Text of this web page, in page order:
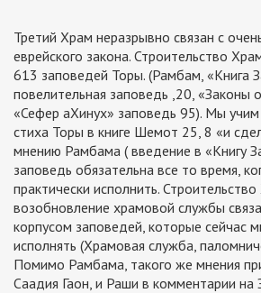
Третий Храм неразрывно связан с
еврейского закона. Строительство
613 заповедей Торы. (Рамбам, «Книга
повелительная заповедь ,20, «Законы
«Сефер аХинух» заповедь 95). Мы учим
стиха Торы в книге Шемот 25, 8 «и
мнению Рамбама ( введение в «Книгу
заповедь обязательна все то время,
практически исполнить.
возобновление храмовой службы
корпусом заповедей, которые сейчас
исполнять (Храмовая служба,
Помимо Рамбама, такого же мнения
Саадия Гаон, и Раши в комментарии на